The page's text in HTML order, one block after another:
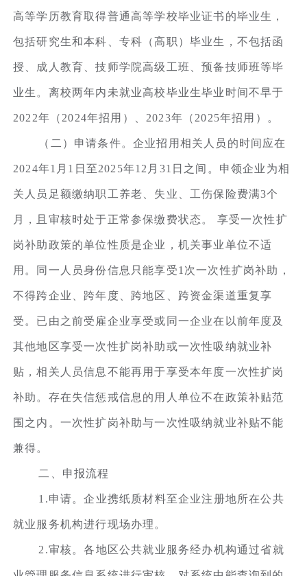
高等学历教育取得普通高等学校毕业证书的毕业生，
包括研究生和本科、专科（高职）毕业生，不包括函
授、成人教育、技师学院高级工班、预备技师班等毕
业生。离校两年内未就业高校毕业生毕业时间不早于
2022年（2024年招用）、2023年（2025年招用）。
（二）申请条件。企业招用相关人员的时间应在
2024年1月1日至2025年12月31日之间。申领企业为相
关人员足额缴纳职工养老、失业、工伤保险费满3个
月，且审核时处于正常参保缴费状态。 享受一次性扩
岗补助政策的单位性质是企业，机关事业单位不适
用。同一人员身份信息只能享受1次一次性扩岗补助，
不得跨企业、跨年度、跨地区、跨资金渠道重复享
受。已由之前受雇企业享受或同一企业在以前年度及
其他地区享受一次性扩岗补助或一次性吸纳就业补
贴，相关人员信息不能再用于享受本年度一次性扩岗
补助。存在失信惩戒信息的用人单位不在政策补贴范
围之内。一次性扩岗补助与一次性吸纳就业补贴不能
兼得。
二、申报流程
1.申请。企业携纸质材料至企业注册地所在公共
就业服务机构进行现场办理。
2.审核。各地区公共就业服务经办机构通过省就